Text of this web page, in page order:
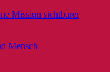
Mission sichtbarer
Mensch